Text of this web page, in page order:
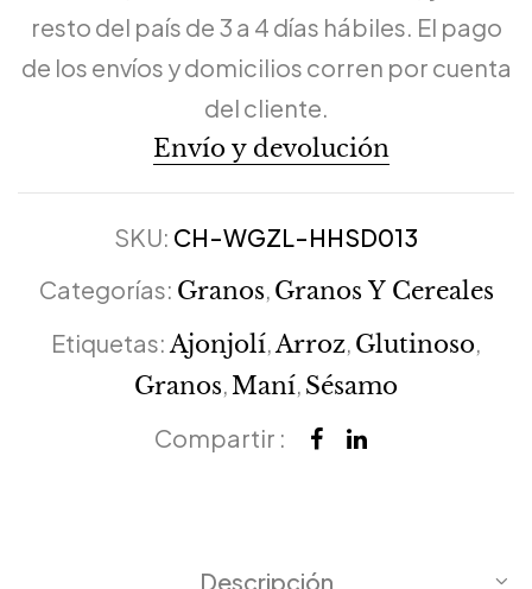
resto del país de 3 a 4 días hábiles. El pago
de los envíos y domicilios corren por cuenta
del cliente.
Envío y devolución
SKU: CH-WGZL-HHSD013
Categorías: Granos Granos Y Cereales
Etiquetas: Ajonjolí Arroz Glutinoso
Granos Maní Sésamo
Compartir :
Descripción